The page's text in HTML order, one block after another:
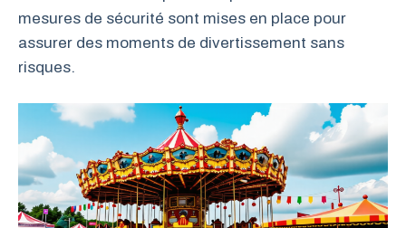
mesures de sécurité sont mises en place pour
assurer des moments de divertissement sans
risques.